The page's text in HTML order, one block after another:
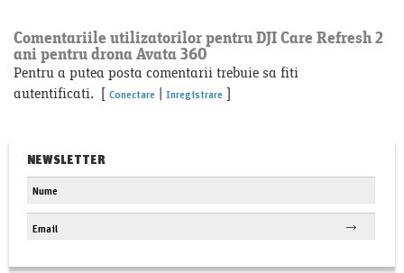
Comentariile utilizatorilor pentru DJI Care Refresh 2
ani pentru drona Avata 360
Pentru a putea posta comentarii trebuie sa fiti
autentificati. [ Conectare | Inregistrare ]
NEWSLETTER